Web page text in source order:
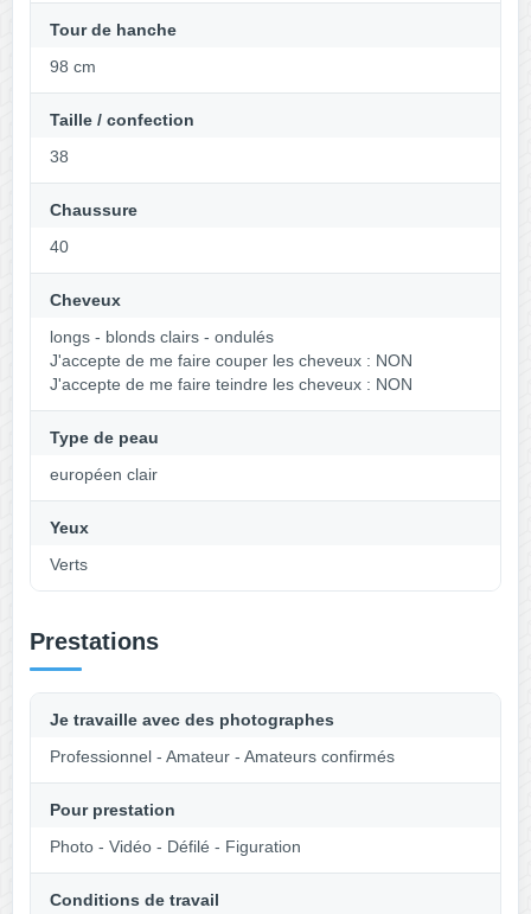
Tour de hanche
98 cm
Taille / confection
38
Chaussure
40
Cheveux
longs - blonds clairs - ondulés
J'accepte de me faire couper les cheveux : NON
J'accepte de me faire teindre les cheveux : NON
Type de peau
européen clair
Yeux
Verts
Prestations
Je travaille avec des photographes
Professionnel - Amateur - Amateurs confirmés
Pour prestation
Photo - Vidéo - Défilé - Figuration
Conditions de travail